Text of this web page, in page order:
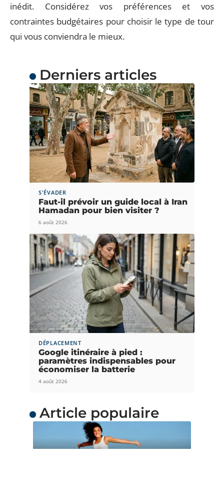
inédit. Considérez vos préférences et vos
contraintes budgétaires pour choisir le type de tour
qui vous conviendra le mieux.
Derniers articles
S'ÉVADER
Faut-il prévoir un guide local à Iran
Hamadan pour bien visiter ?
6 août 2026
DÉPLACEMENT
Google itinéraire à pied :
paramètres indispensables pour
économiser la batterie
4 août 2026
Article populaire